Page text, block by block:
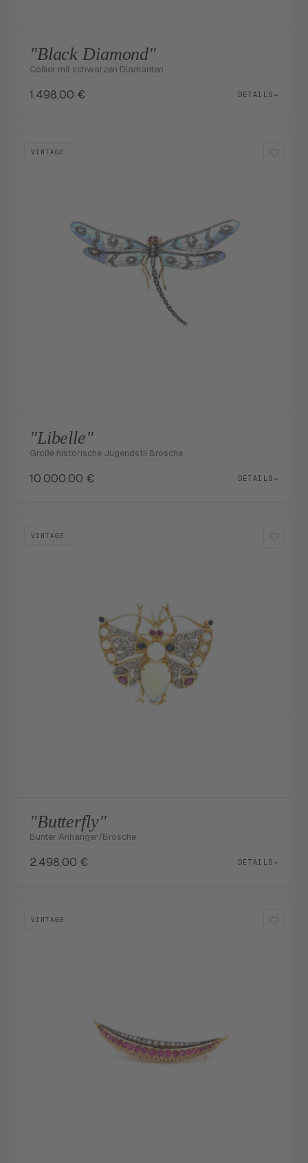
"Black Diamond"
Collier mit schwarzen Diamanten
1.498,00 € DETAILS→
VINTAGE
"Libelle"
Große historische Jugendstil Brosche
10.000,00 € DETAILS→
VINTAGE
"Butterfly"
Bunter Anhänger/Brosche
2.498,00 € DETAILS→
VINTAGE